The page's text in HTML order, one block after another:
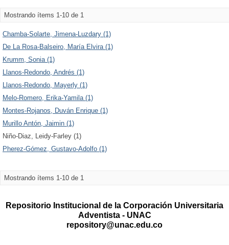
Mostrando ítems 1-10 de 1
Chamba-Solarte, Jimena-Luzdary (1)
De La Rosa-Balseiro, María Elvira (1)
Krumm, Sonia (1)
Llanos-Redondo, Andrés (1)
Llanos-Redondo, Mayerly (1)
Melo-Romero, Erika-Yamila (1)
Montes-Rojanos, Duván Enrique (1)
Murillo Antón, Jaimin (1)
Niño-Diaz, Leidy-Farley (1)
Pherez-Gómez, Gustavo-Adolfo (1)
Mostrando ítems 1-10 de 1
Repositorio Institucional de la Corporación Universitaria
Adventista - UNAC
repository@unac.edu.co